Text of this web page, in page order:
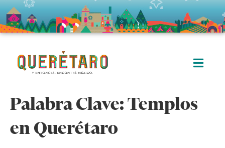
Palabra Clave:Templos
en Querétaro